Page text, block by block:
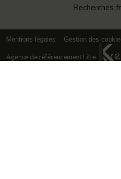
Recherches
Mentions légales Gestion des
Agence de référencement Lille